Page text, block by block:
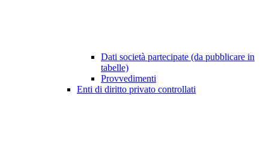
Dati società partecipate (da pubblicare in
tabelle)
Provvedimenti
Enti di diritto privato controllati